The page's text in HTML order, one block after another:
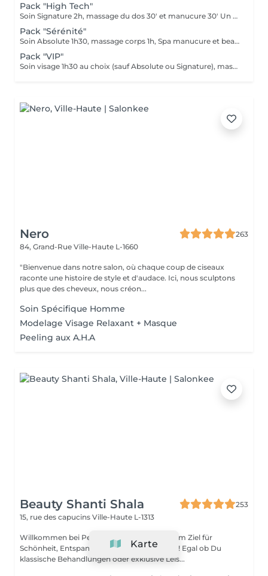
Pack "High Tech"
Soin Signature 2h, massage du dos 30' et manucure 30' Un pur moment de détente et de déconnection complète
Pack "Sérénité"
Soin Absolute 1h30, massage corps 1h, Spa manucure et beauté des pieds Le luxe, le calme et la détente, magique ...
Pack "VIP"
Soin visage 1h30 au choix (sauf Absolute ou Signature), massage corps 1h, manucure 30', beauté des pieds 45' Ne peut être fractionné, à faire le même jour
Nero
263
84, Grand-Rue Ville-Haute L-1660
"Bienvenue dans notre salon, où chaque coup de ciseaux
raconte une histoire de style et d'audace. Ici, nous sculptons
plus que des cheveux, nous créon...
Soin Spécifique Homme
Modelage Visage Relaxant + Masque
Peeling aux A.H.A
Beauty Shanti Shala
253
15, rue des capucins Ville-Haute L-1313
Willkommen bei Perfect Beauty by Jil, deinem Ziel für
Schönheit, Entspannung und Wohlbefinden! Egal ob Du
klassische Behandlungen oder exklusive Leis...
Karte